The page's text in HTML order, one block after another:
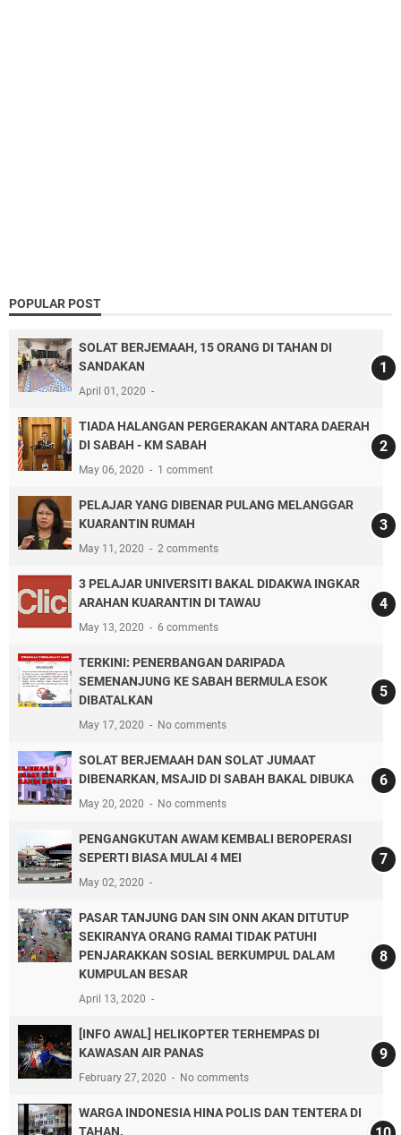
POPULAR POST
SOLAT BERJEMAAH, 15 ORANG DI TAHAN DI
SANDAKAN
April 01, 2020
TIADA HALANGAN PERGERAKAN ANTARA DAERAH
DI SABAH - KM SABAH
May 06, 2020 1 comment
PELAJAR YANG DIBENAR PULANG MELANGGAR
KUARANTIN RUMAH
May 11, 2020 2 comments
3 PELAJAR UNIVERSITI BAKAL DIDAKWA INGKAR
ARAHAN KUARANTIN DI TAWAU
May 13, 2020 6 comments
TERKINI: PENERBANGAN DARIPADA
SEMENANJUNG KE SABAH BERMULA ESOK
DIBATALKAN
May 17, 2020 No comments
SOLAT BERJEMAAH DAN SOLAT JUMAAT
DIBENARKAN, MSAJID DI SABAH BAKAL DIBUKA
May 20, 2020 No comments
PENGANGKUTAN AWAM KEMBALI BEROPERASI
SEPERTI BIASA MULAI 4 MEI
May 02, 2020
PASAR TANJUNG DAN SIN ONN AKAN DITUTUP
SEKIRANYA ORANG RAMAI TIDAK PATUHI
PENJARAKKAN SOSIAL BERKUMPUL DALAM
KUMPULAN BESAR
April 13, 2020
[INFO AWAL] HELIKOPTER TERHEMPAS DI
KAWASAN AIR PANAS
February 27, 2020 No comments
WARGA INDONESIA HINA POLIS DAN TENTERA DI
TAHAN.